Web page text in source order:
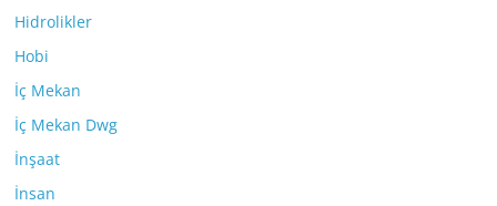
Hidrolikler
Hobi
İç Mekan
İç Mekan Dwg
İnşaat
İnsan